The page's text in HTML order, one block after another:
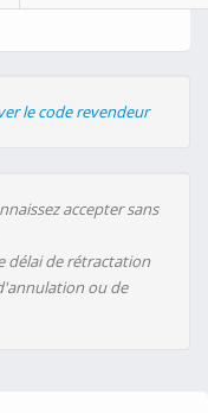
le code revendeur
accepter sans
délai de rétractation
ou de